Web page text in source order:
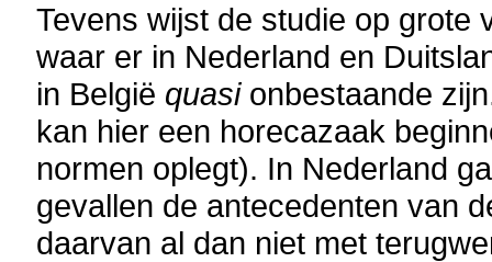
Tevens wijst de studie op grote
waar er in Nederland en
in België quasionbestaande
kan hier een horecazaak
normen oplegt). In Nederland
gevallen de antecedenten van
daarvan al dan niet met